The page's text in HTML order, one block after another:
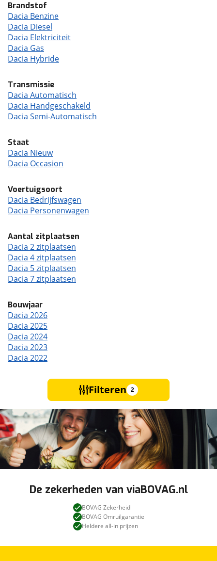
Brandstof
Dacia Benzine
Dacia Diesel
Dacia Elektriciteit
Dacia Gas
Dacia Hybride
Transmissie
Dacia Automatisch
Dacia Handgeschakeld
Dacia Semi-Automatisch
Staat
Dacia Nieuw
Dacia Occasion
Voertuigsoort
Dacia Bedrijfswagen
Dacia Personenwagen
Aantal zitplaatsen
Dacia 2 zitplaatsen
Dacia 4 zitplaatsen
Dacia 5 zitplaatsen
Dacia 7 zitplaatsen
Bouwjaar
Dacia 2026
Dacia 2025
Dacia 2024
Dacia 2023
Dacia 2022
Filteren 2
De zekerheden van viaBOVAG.nl
BOVAG Zekerheid
BOVAG Omruilgarantie
Heldere all-in prijzen